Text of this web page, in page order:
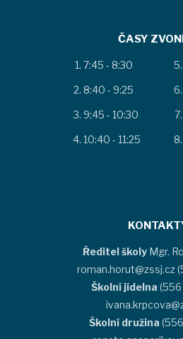
ČASY
7:45 - 8:30
8:40 - 9:25
9:45 - 10:30
10:40 - 11:25
Ředitel školy Mgr.
roman.horut@zssj.cz
Školní jídelna (556
Školní družina